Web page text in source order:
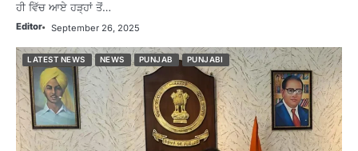
ਹੀ ਵਿੱਚ ਆਏ ਹੜ੍ਹਾਂ ਤੋਂ…
Editor September 26, 2025
LATEST NEWS NEWS PUNJAB PUNJABI